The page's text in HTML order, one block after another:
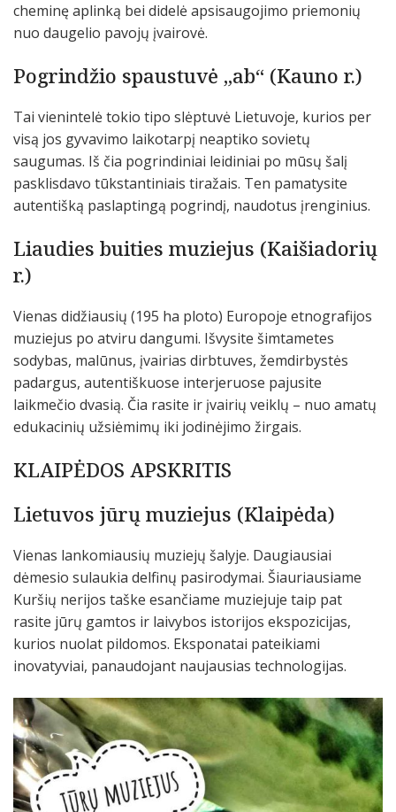
cheminę aplinką bei didelė apsisaugojimo priemonių
nuo daugelio pavojų įvairovė.
Pogrindžio spaustuvė „ab“ (Kauno r.)
Tai vienintelė tokio tipo slėptuvė Lietuvoje, kurios per
visą jos gyvavimo laikotarpį neaptiko sovietų
saugumas. Iš čia pogrindiniai leidiniai po mūsų šalį
pasklisdavo tūkstantiniais tiražais. Ten pamatysite
autentišką paslaptingą pogrindį, naudotus įrenginius.
Liaudies buities muziejus (Kaišiadorių
r.)
Vienas didžiausių (195 ha ploto) Europoje etnografijos
muziejus po atviru dangumi. Išvysite šimtametes
sodybas, malūnus, įvairias dirbtuves, žemdirbystės
padargus, autentiškuose interjeruose pajusite
laikmečio dvasią. Čia rasite ir įvairių veiklų – nuo amatų
edukacinių užsiėmimų iki jodinėjimo žirgais.
KLAIPĖDOS APSKRITIS
Lietuvos jūrų muziejus (Klaipėda)
Vienas lankomiausių muziejų šalyje. Daugiausiai
dėmesio sulaukia delfinų pasirodymai. Šiauriausiame
Kuršių nerijos taške esančiame muziejuje taip pat
rasite jūrų gamtos ir laivybos istorijos ekspozicijas,
kurios nuolat pildomos. Eksponatai pateikiami
inovatyviai, panaudojant naujausias technologijas.